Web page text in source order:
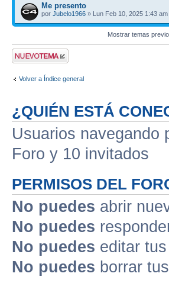
Me presento
por Jubelo1966 » Lun Feb 10, 2025 1:43 am
Mostrar temas
Publicar un nuevo
tema
Volver a Índice general
¿QUIÉN ESTÁ
Usuarios navegando
Foro y 10 invitados
PERMISOS DEL
No puedes abrir
No puedes
No puedes editar
No puedes borrar